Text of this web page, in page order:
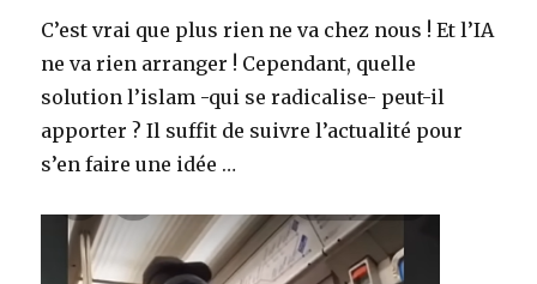
C’est vrai que plus rien ne va chez nous ! Et l’IA
ne va rien arranger ! Cependant, quelle
solution l’islam -qui se radicalise- peut-il
apporter ? Il suffit de suivre l’actualité pour
s’en faire une idée …